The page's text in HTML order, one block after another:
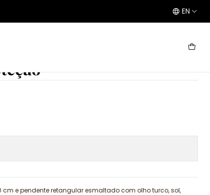
EN
e pendente retangular esmaltado com olho turco, sol,